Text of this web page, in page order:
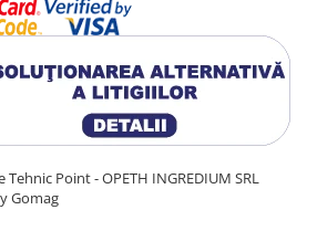
Point - OPETH INGREDIUM SRL
Gomag